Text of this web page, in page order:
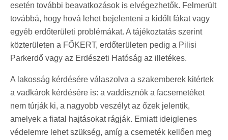
esetén további beavatkozások is elvégezhetők. Felmerült
továbbá, hogy hová lehet bejelenteni a kidőlt fákat vagy
egyéb erdőterületi problémákat. A tájékoztatás szerint
közterületen a FŐKERT, erdőterületen pedig a Pilisi
Parkerdő vagy az Erdészeti Hatóság az illetékes.
A lakosság kérdésére válaszolva a szakemberek kitértek
a vadkárok kérdésére is: a vaddisznók a facsemetéket
nem túrják ki, a nagyobb veszélyt az őzek jelentik,
amelyek a fiatal hajtásokat rágják. Emiatt ideiglenes
védelemre lehet szükség, amíg a csemeték kellően meg